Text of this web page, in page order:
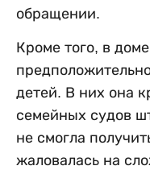
обращении.
Кроме того, в
детей. В них она
семейных судов
не смогла
жаловалась на